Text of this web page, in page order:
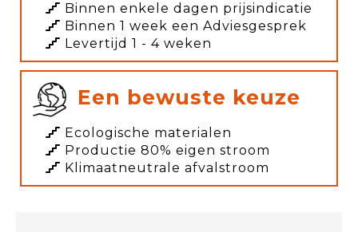
Binnen enkele dagen prijsindicatie
Binnen 1 week een Adviesgesprek
Levertijd 1 - 4 weken
Een bewuste keuze
Ecologische materialen
Productie 80% eigen stroom
Klimaatneutrale afvalstroom